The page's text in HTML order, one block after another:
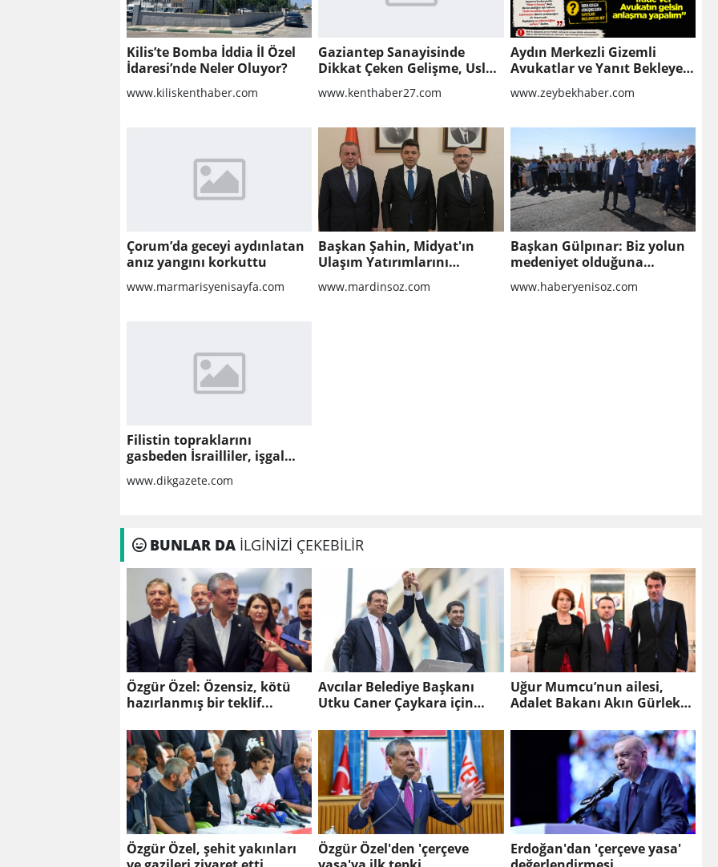
Kilis’te Bomba İddia İl Özel
İdaresi’nde Neler Oluyor?
www.kiliskenthaber.com
Gaziantep Sanayisinde
Dikkat Çeken Gelişme, Uslu
Group Finansal Yeniden
Yapılandırma Sürecine Girdi
www.kenthaber27.com
Aydın Merkezli Gizemli
Avukatlar ve Yanıt Bekleyen
www.zeybekhaber.com
Çorum’da geceyi aydınlatan
anız yangını korkuttu
www.marmarisyenisayfa.com
Başkan Şahin, Midyat'ın
Ulaşım Yatırımlarını
Ankara'ya Taşıdı
www.mardinsoz.com
Başkan Gülpınar: Biz yolun
medeniyet olduğuna
inanıyoruz
www.haberyenisoz.com
Filistin topraklarını
gasbeden İsrailliler, işgal
altındaki Batı Şeria’daki
saldırılarını sürdürdü
www.dikgazete.com
BUNLAR DA İLGİNİZİ ÇEKEBİLİR
Özgür Özel: Özensiz, kötü
hazırlanmış bir teklif...
Avcılar Belediye Başkanı
Utku Caner Çaykara için
Uğur Mumcu’nun ailesi,
Adalet Bakanı Akın Gürlek
Özgür Özel, şehit yakınları
Özgür Özel'den 'çerçeve
Erdoğan'dan 'çerçeve yasa'